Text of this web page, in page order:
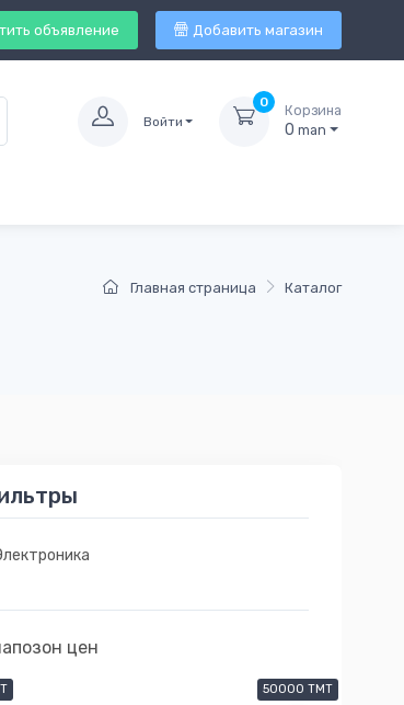
объявление Добавить магазин
Войти
0
Корзина
0 man
Главная страница Каталог
цен
50000 TMT